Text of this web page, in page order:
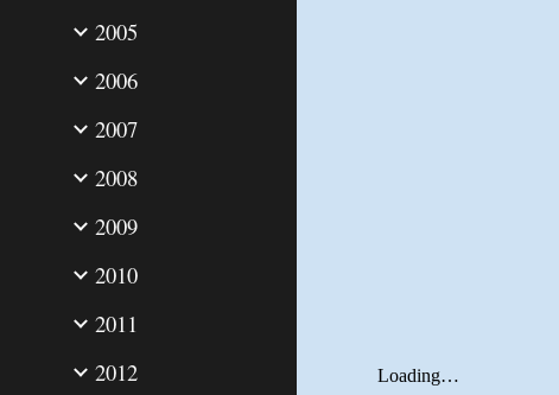
2005
2006
2007
2008
2009
2010
2011
2012